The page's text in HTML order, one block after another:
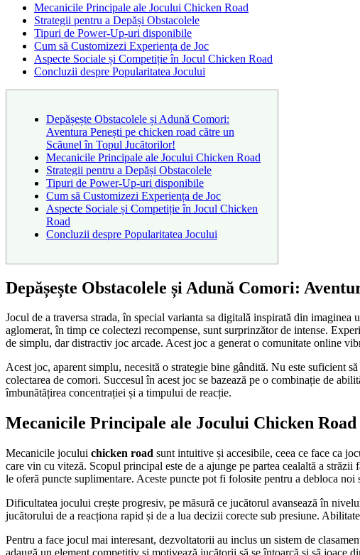
Mecanicile Principale ale Jocului Chicken Road
Strategii pentru a Depăși Obstacolele
Tipuri de Power-Up-uri disponibile
Cum să Customizezi Experiența de Joc
Aspecte Sociale și Competiție în Jocul Chicken Road
Concluzii despre Popularitatea Jocului
Depășește Obstacolele și Adună Comori:
Aventura Penești pe chicken road către un
Scăunel în Topul Jucătorilor!
Mecanicile Principale ale Jocului Chicken Road
Strategii pentru a Depăși Obstacolele
Tipuri de Power-Up-uri disponibile
Cum să Customizezi Experiența de Joc
Aspecte Sociale și Competiție în Jocul Chicken
Road
Concluzii despre Popularitatea Jocului
Depășește Obstacolele și Adună Comori:
Jocul de a traversa strada, în special varianta sa digitală inspirată din
aglomerat, în timp ce colectezi recompense, sunt surprinzător de intense.
de simplu, dar distractiv joc arcade. Acest joc a generat o comunitate online
Acest joc, aparent simplu, necesită o strategie bine gândită. Nu este suficient
colectarea de comori. Succesul în acest joc se bazează pe o combinație de
îmbunătățirea concentrației și a timpului de reacție.
Mecanicile Principale ale Jocului Chicken Road
Mecanicile jocului chicken road sunt intuitive și accesibile, ceea ce face ca
care vin cu viteză. Scopul principal este de a ajunge pe partea cealaltă a
le oferă puncte suplimentare. Aceste puncte pot fi folosite pentru a debloca
Dificultatea jocului crește progresiv, pe măsură ce jucătorul avansează în
jucătorului de a reacționa rapid și de a lua decizii corecte sub presiune.
Pentru a face jocul mai interesant, dezvoltatorii au inclus un sistem de